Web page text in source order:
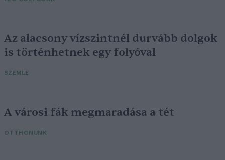
Az alacsony vízszintnél durvább dolgok
is történhetnek egy folyóval
SZEMLE
A városi fák megmaradása a tét
OTTHONUNK